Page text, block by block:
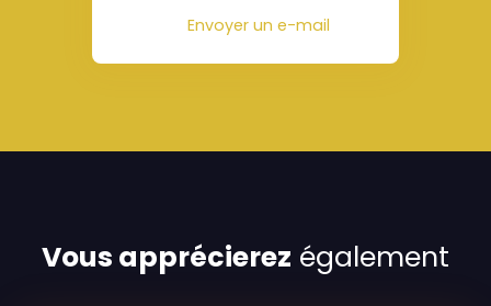
Envoyer un e-mail
Vous apprécierez également